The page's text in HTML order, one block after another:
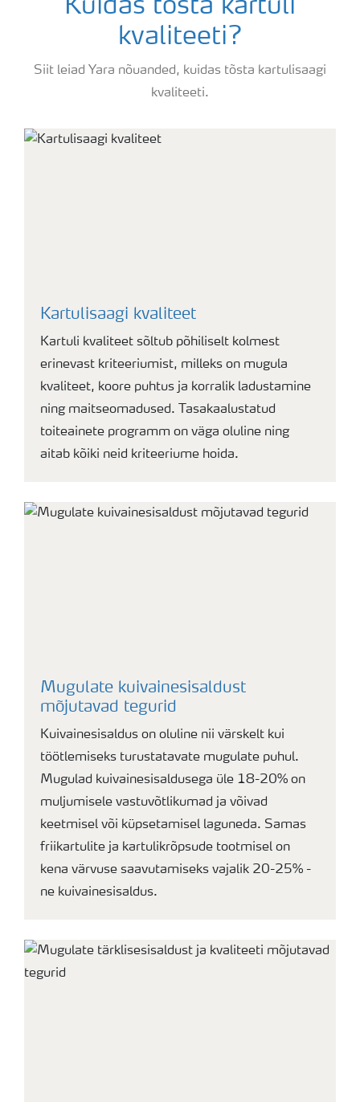
Kuidas tõsta kartuli
kvaliteeti?
Siit leiad Yara nõuanded, kuidas tõsta kartulisaagi
kvaliteeti.
Kartulisaagi kvaliteet
Kartuli kvaliteet sõltub põhiliselt kolmest
erinevast kriteeriumist, milleks on mugula
kvaliteet, koore puhtus ja korralik ladustamine
ning maitseomadused. Tasakaalustatud
toiteainete programm on väga oluline ning
aitab kõiki neid kriteeriume hoida.
Mugulate kuivainesisaldust
mõjutavad tegurid
Kuivainesisaldus on oluline nii värskelt kui
töötlemiseks turustatavate mugulate puhul.
Mugulad kuivainesisaldusega üle 18-20% on
muljumisele vastuvõtlikumad ja võivad
keetmisel või küpsetamisel laguneda. Samas
friikartulite ja kartulikrõpsude tootmisel on
kena värvuse saavutamiseks vajalik 20-25% -
ne kuivainesisaldus.